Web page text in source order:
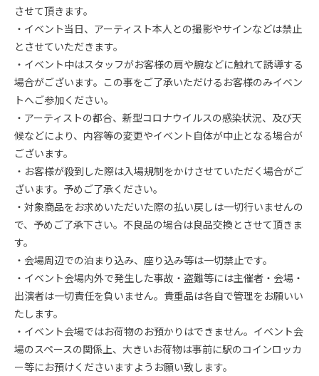
させて頂きます。
・イベント当日、アーティスト本人との撮影やサインなどは禁止
とさせていただきます。
・イベント中はスタッフがお客様の肩や腕などに触れて誘導する
場合がございます。この事をご了承いただけるお客様のみイベン
トへご参加ください。
・アーティストの都合、新型コロナウイルスの感染状況、及び天
候などにより、内容等の変更やイベント自体が中止となる場合が
ございます。
・お客様が殺到した際は入場規制をかけさせていただく場合がご
ざいます。予めご了承ください。
・対象商品をお求めいただいた際の払い戻しは一切行いませんの
で、予めご了承下さい。不良品の場合は良品交換とさせて頂きま
す。
・会場周辺での泊まり込み、座り込み等は一切禁止です。
・イベント会場内外で発生した事故・盗難等には主催者・会場・
出演者は一切責任を負いません。貴重品は各自で管理をお願いい
たします。
・イベント会場ではお荷物のお預かりはできません。イベント会
場のスペースの関係上、大きいお荷物は事前に駅のコインロッカ
ー等にお預けくださいますようお願い致します。